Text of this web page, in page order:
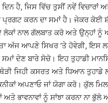
ਹੈ, ਜਿਸ ਵਿੱਚ ਤੁਸੀਂ ਨਵੇਂ ਵਿਚਾਰਾਂ
ਪ੍ਰਗਟ ਕਰਨ ਦਾ ਸਮਾਂ ਹੈ। ਜੇਕਰ ਕੋਈ
ਨਾਲ ਗੱਲਬਾਤ ਕਰੋ ਅਤੇ ਉਨ੍ਹਾਂ
ਅੱਜ ਆਪਣੇ ਸਿਖਰ ‘ਤੇ ਹੋਵੇਗੀ,
ਦੇਣ ਬਾਰੇ ਸੋਚੋ। ਇਹ ਤੁਹਾਡੀ
ਜਿਹੀ ਕਸਰਤ ਅਤੇ ਧਿਆਨ
ਅਪਣਾਓ ਜਾਂ ਯੋਗਾ ਕਰੋ। ਕੁੱਲ
ਭਾਵਨਾਵਾਂ ਨੂੰ ਸਾਂਝਾ ਕਰਨਾ ਨਾ